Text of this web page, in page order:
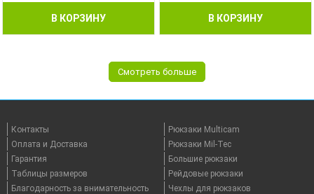
В КОРЗИНУ В КОРЗИНУ
Смотреть больше
Контакты
Оплата и Доставка
Гарантия
Таблицы размеров
Благодарность за внимательность
Рюкзаки Multicam
Рюкзаки Mil-Tec
Большие рюкзаки
Рейдовые рюкзаки
Чехлы для рюкзаков